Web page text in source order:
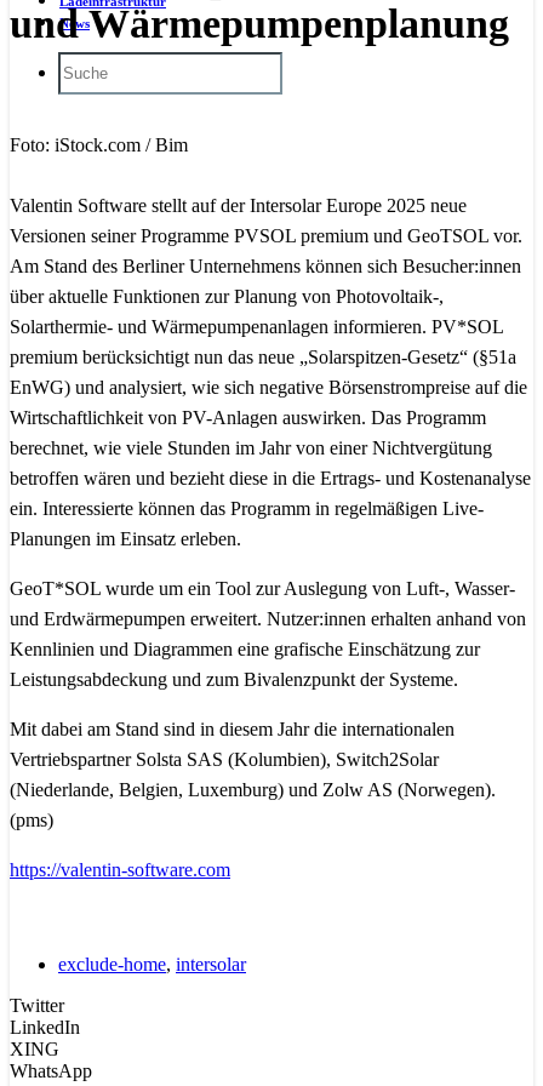
News
und Wärmepumpenplanung
Foto: iStock.com / Bim
Valentin Software stellt auf der Intersolar Europe 2025 neue
Versionen seiner Programme PVSOL premium und GeoTSOL vor.
Am Stand des Berliner Unternehmens können sich Besucher:innen
über aktuelle Funktionen zur Planung von Photovoltaik-,
Solarthermie- und Wärmepumpenanlagen informieren. PV*SOL
premium berücksichtigt nun das neue „Solarspitzen-Gesetz“ (§51a
EnWG) und analysiert, wie sich negative Börsenstrompreise auf die
Wirtschaftlichkeit von PV-Anlagen auswirken. Das Programm
berechnet, wie viele Stunden im Jahr von einer Nichtvergütung
betroffen wären und bezieht diese in die Ertrags- und Kostenanalyse
ein. Interessierte können das Programm in regelmäßigen Live-
Planungen im Einsatz erleben.
GeoT*SOL wurde um ein Tool zur Auslegung von Luft-, Wasser-
und Erdwärmepumpen erweitert. Nutzer:innen erhalten anhand von
Kennlinien und Diagrammen eine grafische Einschätzung zur
Leistungsabdeckung und zum Bivalenzpunkt der Systeme.
Mit dabei am Stand sind in diesem Jahr die internationalen
Vertriebspartner Solsta SAS (Kolumbien), Switch2Solar
(Niederlande, Belgien, Luxemburg) und Zolw AS (Norwegen).
(pms)
https://valentin-software.com
exclude-home, intersolar
Twitter
LinkedIn
XING
WhatsApp